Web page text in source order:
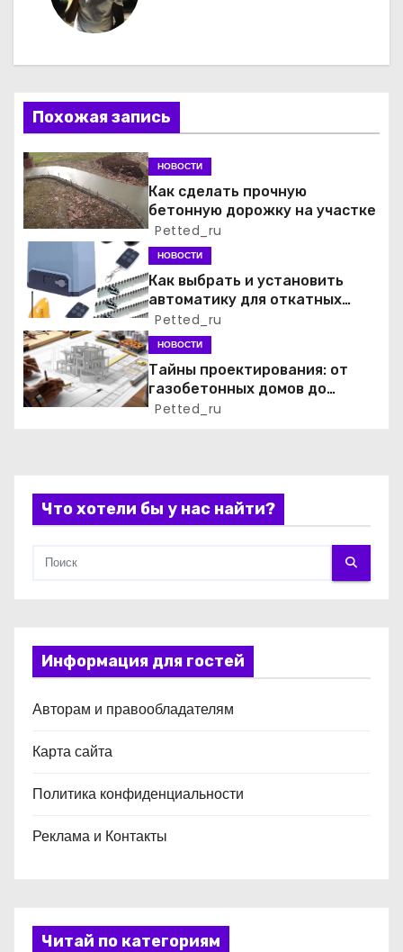
ц
и
я
п
о
з
а
п
и
с
Похожая запись
НОВОСТИ
Как сделать прочную
бетонную дорожку на участке
Petted_ru
НОВОСТИ
Как выбрать и установить
автоматику для откатных
ворот: практический гид
Petted_ru
НОВОСТИ
Тайны проектирования: от
газобетонных домов до
роскошных СПА‑комплексов в
Petted_ru
Что хотели бы у нас найти?
Информация для гостей
Авторам и правообладателям
Карта сайта
Политика конфиденциальности
Реклама и Контакты
Читай по категориям